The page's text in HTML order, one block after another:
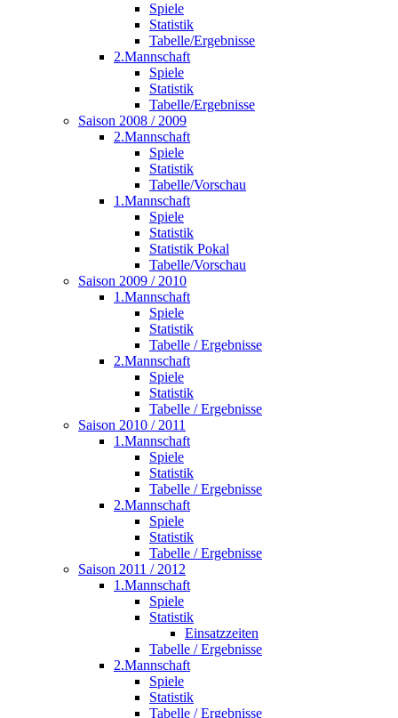
Spiele
Statistik
Tabelle/Ergebnisse
2.Mannschaft
Spiele
Statistik
Tabelle/Ergebnisse
Saison 2008 / 2009
2.Mannschaft
Spiele
Statistik
Tabelle/Vorschau
1.Mannschaft
Spiele
Statistik
Statistik Pokal
Tabelle/Vorschau
Saison 2009 / 2010
1.Mannschaft
Spiele
Statistik
Tabelle / Ergebnisse
2.Mannschaft
Spiele
Statistik
Tabelle / Ergebnisse
Saison 2010 / 2011
1.Mannschaft
Spiele
Statistik
Tabelle / Ergebnisse
2.Mannschaft
Spiele
Statistik
Tabelle / Ergebnisse
Saison 2011 / 2012
1.Mannschaft
Spiele
Statistik
Einsatzzeiten
Tabelle / Ergebnisse
2.Mannschaft
Spiele
Statistik
Tabelle / Ergebnisse